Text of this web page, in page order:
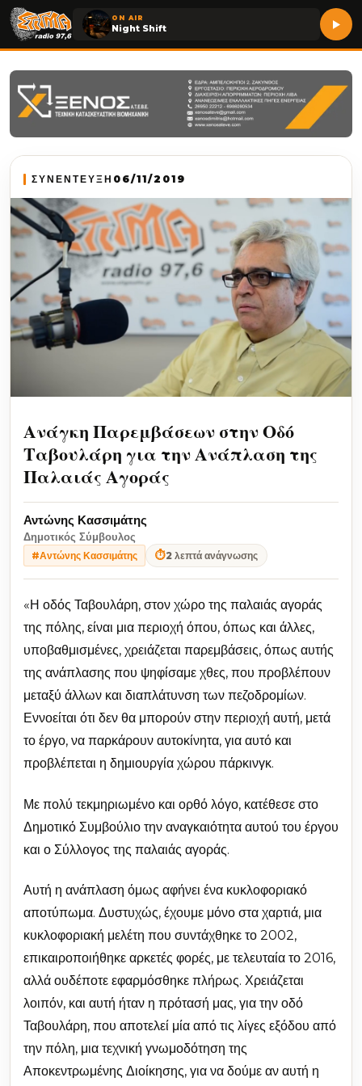
ON AIR
Night Shift
ΣΥΝΕΝΤΕΥΞΗ 06/11/2019
Ανάγκη Παρεμβάσεων στην Οδό
Ταβουλάρη για την Ανάπλαση της
Παλαιάς Αγοράς
Αντώνης Κασσιμάτης
Δημοτικός Σύμβουλος
#Αντώνης Κασσιμάτης ⏱2 λεπτά ανάγνωσης
«Η οδός Ταβουλάρη, στον χώρο της παλαιάς αγοράς
της πόλης, είναι μια περιοχή όπου, όπως και άλλες,
υποβαθμισμένες, χρειάζεται παρεμβάσεις, όπως αυτής
της ανάπλασης που ψηφίσαμε χθες, που προβλέπουν
μεταξύ άλλων και διαπλάτυνση των πεζοδρομίων.
Εννοείται ότι δεν θα μπορούν στην περιοχή αυτή, μετά
το έργο, να παρκάρουν αυτοκίνητα, για αυτό και
προβλέπεται η δημιουργία χώρου πάρκινγκ.
Με πολύ τεκμηριωμένο και ορθό λόγο, κατέθεσε στο
Δημοτικό Συμβούλιο την αναγκαιότητα αυτού του έργου
και ο Σύλλογος της παλαιάς αγοράς.
Αυτή η ανάπλαση όμως αφήνει ένα κυκλοφοριακό
αποτύπωμα. Δυστυχώς, έχουμε μόνο στα χαρτιά, μια
κυκλοφοριακή μελέτη που συντάχθηκε το 2002,
επικαιροποιήθηκε αρκετές φορές, με τελευταία το 2016,
αλλά ουδέποτε εφαρμόσθηκε πλήρως. Χρειάζεται
λοιπόν, και αυτή ήταν η πρότασή μας, για την οδό
Ταβουλάρη, που αποτελεί μία από τις λίγες εξόδου από
την πόλη, μια τεχνική γνωμοδότηση της
Αποκεντρωμένης Διοίκησης, για να δούμε αν αυτή η